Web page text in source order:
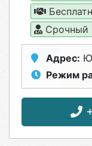
Срочный
Адрес:
Режим